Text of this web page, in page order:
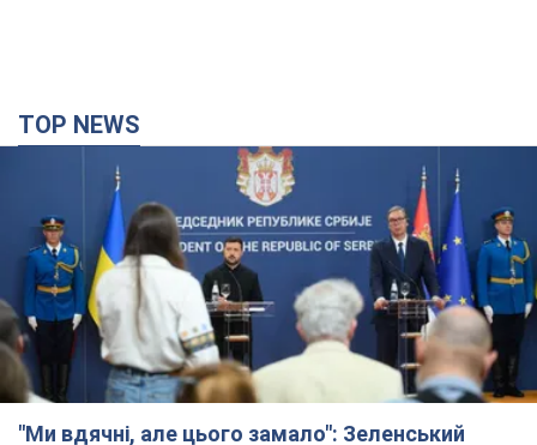
TOP NEWS
"Ми вдячні, але цього замало": Зеленський